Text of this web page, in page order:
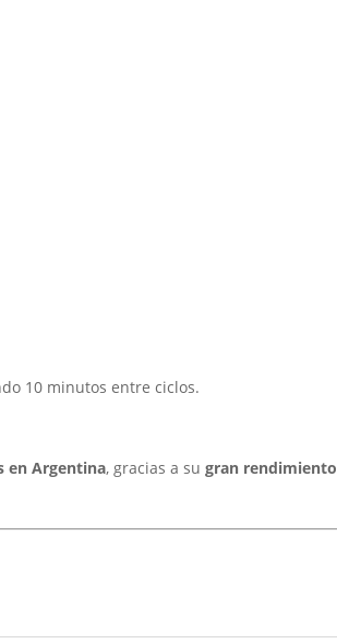
10 minutos entre ciclos.
en Argentina, gracias a sugran rendimiento